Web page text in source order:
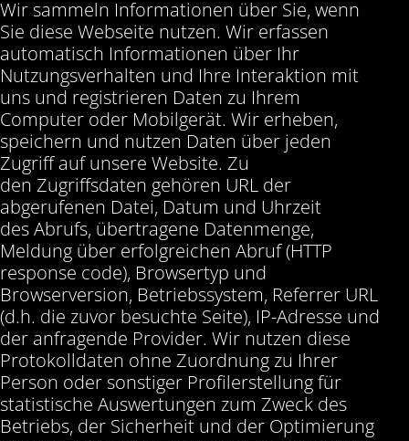
Wir sammeln Informationen über Sie, wenn
Sie diese Webseite nutzen. Wir erfassen
automatisch Informationen über Ihr
Nutzungsverhalten und Ihre Interaktion mit
uns und registrieren Daten zu Ihrem
Computer oder Mobilgerät. Wir erheben,
speichern und nutzen Daten über jeden
Zugriff auf unsere Website. Zu
den Zugriffsdaten gehören URL der
abgerufenen Datei, Datum und Uhrzeit
des Abrufs, übertragene Datenmenge,
Meldung über erfolgreichen Abruf (HTTP
response code), Browsertyp und
Browserversion, Betriebssystem, Referrer URL
(d.h. die zuvor besuchte Seite), IP-Adresse und
der anfragende Provider. Wir nutzen diese
Protokolldaten ohne Zuordnung zu Ihrer
Person oder sonstiger Profilerstellung für
statistische Auswertungen zum Zweck des
Betriebs, der Sicherheit und der Optimierung